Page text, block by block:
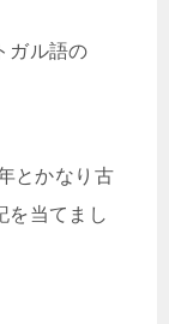
ガル語の
とかなり古
を当てまし